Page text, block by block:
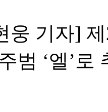
웅 기자]
범 ‘엘’